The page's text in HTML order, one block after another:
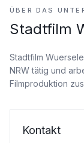
ÜBER DAS
Stadtfilm
Stadtfilm
NRW tätig und
Filmproduktion
Kontakt